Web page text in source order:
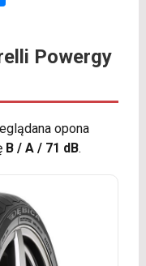
Powergy
opona
B / A / 71 dB.